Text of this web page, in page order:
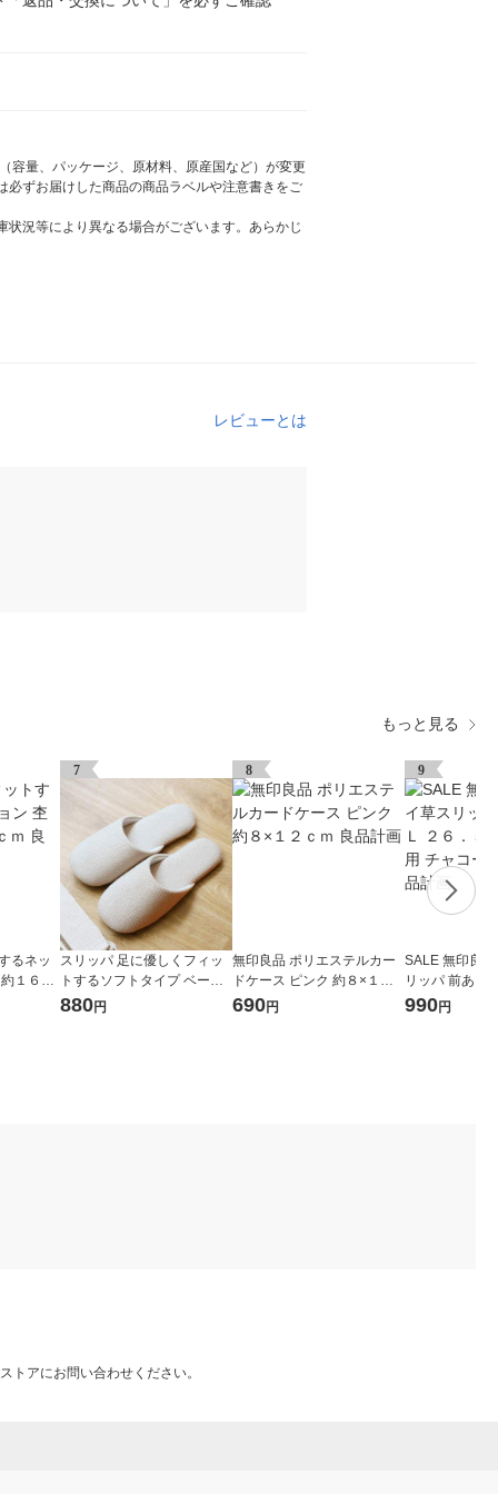
容量、パッケージ、原材料、原産国など）が変更
ずお届けした商品の商品ラベルや注意書きをご
況等により異なる場合がございます。あらかじ
レビューとは
もっと見る
るネッ
１６×
7
スリッパ 足に優しくフィッ
トするソフトタイプ ベージ
ュ M 1足ロハコ（LOHAC
880円
8
無印良品 ポリエステルカー
ドケース ピンク 約８×１２
ｃｍ 良品計画
690円
9
SALE 無印良
リッパ 前あき
５〜２８ｃｍ
990円
トアにお問い合わせください。